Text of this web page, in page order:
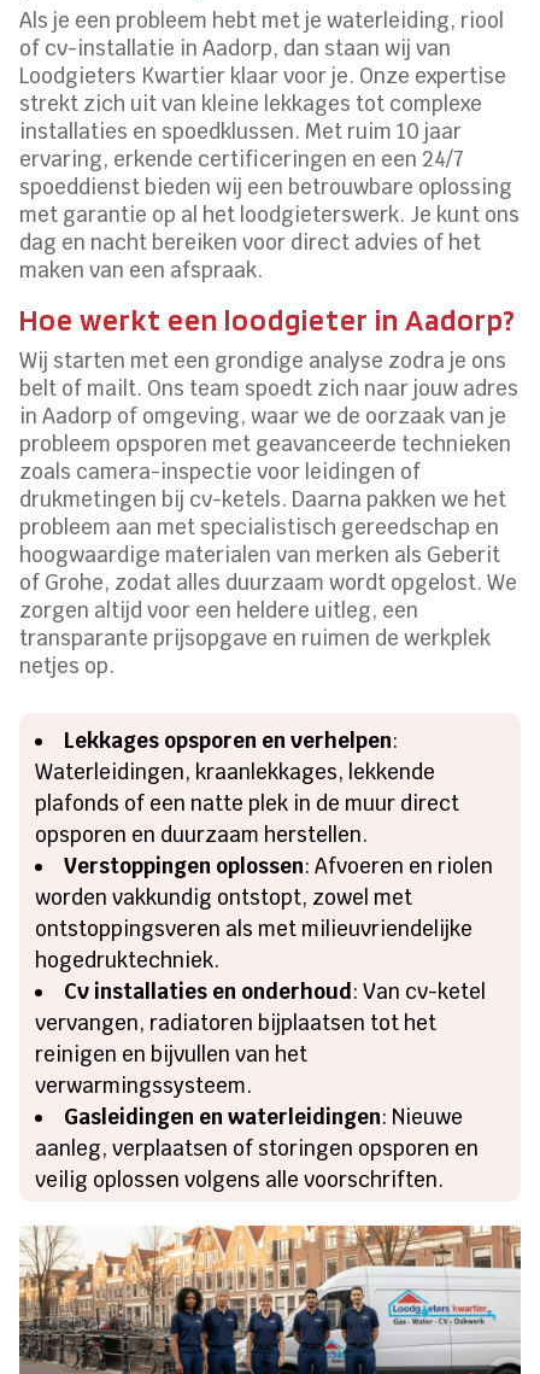
Als je een probleem hebt met je waterleiding, riool
of cv-installatie in Aadorp, dan staan wij van
Loodgieters Kwartier klaar voor je. Onze expertise
strekt zich uit van kleine lekkages tot complexe
installaties en spoedklussen. Met ruim 10 jaar
ervaring, erkende certificeringen en een 24/7
spoeddienst bieden wij een betrouwbare oplossing
met garantie op al het loodgieterswerk. Je kunt ons
dag en nacht bereiken voor direct advies of het
maken van een afspraak.
Hoe werkt een loodgieter in Aadorp?
Wij starten met een grondige analyse zodra je ons
belt of mailt. Ons team spoedt zich naar jouw adres
in Aadorp of omgeving, waar we de oorzaak van je
probleem opsporen met geavanceerde technieken
zoals camera-inspectie voor leidingen of
drukmetingen bij cv-ketels. Daarna pakken we het
probleem aan met specialistisch gereedschap en
hoogwaardige materialen van merken als Geberit
of Grohe, zodat alles duurzaam wordt opgelost. We
zorgen altijd voor een heldere uitleg, een
transparante prijsopgave en ruimen de werkplek
netjes op.
Lekkages opsporen en verhelpen:
Waterleidingen, kraanlekkages, lekkende
plafonds of een natte plek in de muur direct
opsporen en duurzaam herstellen.
Verstoppingen oplossen: Afvoeren en riolen
worden vakkundig ontstopt, zowel met
ontstoppingsveren als met milieuvriendelijke
hogedruktechniek.
Cv installaties en onderhoud: Van cv-ketel
vervangen, radiatoren bijplaatsen tot het
reinigen en bijvullen van het
verwarmingssysteem.
Gasleidingen en waterleidingen: Nieuwe
aanleg, verplaatsen of storingen opsporen en
veilig oplossen volgens alle voorschriften.